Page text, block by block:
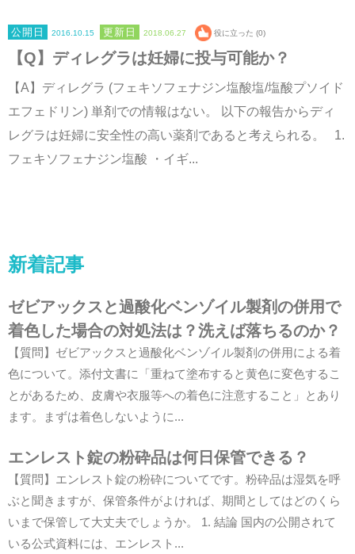
2016.10.15 2018.06.27 役に立った (0)
【Q】ディレグラは妊婦に投与可能か？
【A】ディレグラ (フェキソフェナジン塩酸塩/塩酸プソイド
エフェドリン) 単剤での情報はない。 以下の報告からディ
レグラは妊婦に安全性の高い薬剤であると考えられる。 1.
フェキソフェナジン塩酸 ・イギ...
新着記事
ゼビアックスと過酸化ベンゾイル製剤の併用で
着色した場合の対処法は？洗えば落ちるのか？
【質問】ゼビアックスと過酸化ベンゾイル製剤の併用による着
色について。添付文書に「重ねて塗布すると黄色に変色するこ
とがあるため、皮膚や衣服等への着色に注意すること」とあり
ます。まずは着色しないように...
エンレスト錠の粉砕品は何日保管できる？
【質問】エンレスト錠の粉砕についてです。粉砕品は湿気を呼
ぶと聞きますが、保管条件がよければ、期間としてはどのくら
いまで保管して大丈夫でしょうか。 1. 結論 国内の公開されて
いる公式資料には、エンレスト...